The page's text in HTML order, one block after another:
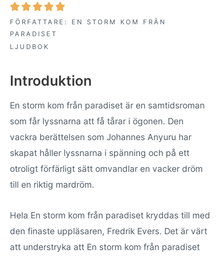
    
FÖRFATTARE: EN STORM KOM FRÅN
PARADISET
LJUDBOK
Introduktion
En storm kom från paradiset är en samtidsroman
som får lyssnarna att få tårar i ögonen. Den
vackra berättelsen som Johannes Anyuru har
skapat håller lyssnarna i spänning och på ett
otroligt förfärligt sätt omvandlar en vacker dröm
till en riktig mardröm.
Hela En storm kom från paradiset kryddas till med
den finaste uppläsaren, Fredrik Evers. Det är värt
att understryka att En storm kom från paradiset